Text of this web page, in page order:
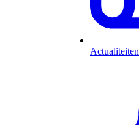
Actualiteiten